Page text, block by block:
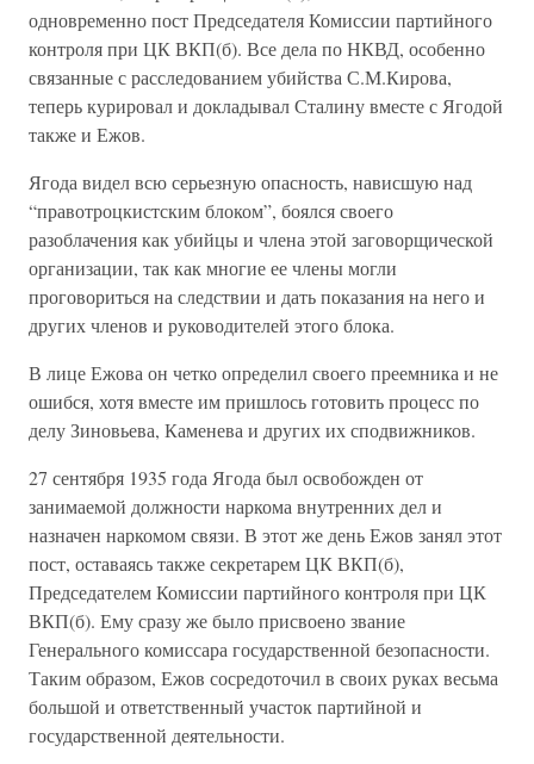
одновременно пост Председателя Комиссии партийного
контроля при ЦК ВКП(б). Все дела по НКВД, особенно
связанные с расследованием убийства С.М.Кирова,
теперь курировал и докладывал Сталину вместе с Ягодой
также и Ежов.
Ягода видел всю серьезную опасность, нависшую над
“правотроцкистским блоком”, боялся своего
разоблачения как убийцы и члена этой заговорщической
организации, так как многие ее члены могли
проговориться на следствии и дать показания на него и
других членов и руководителей этого блока.
В лице Ежова он четко определил своего преемника и не
ошибся, хотя вместе им пришлось готовить процесс по
делу Зиновьева, Каменева и других их сподвижников.
27 сентября 1935 года Ягода был освобожден от
занимаемой должности наркома внутренних дел и
назначен наркомом связи. В этот же день Ежов занял этот
пост, оставаясь также секретарем ЦК ВКП(б),
Председателем Комиссии партийного контроля при ЦК
ВКП(б). Ему сразу же было присвоено звание
Генерального комиссара государственной безопасности.
Таким образом, Ежов сосредоточил в своих руках весьма
большой и ответственный участок партийной и
государственной деятельности.